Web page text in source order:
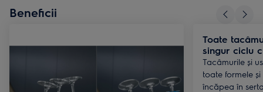
Beneficii
Toate
singur ciclu
Tacâmurile și
toate formele
încăpea în